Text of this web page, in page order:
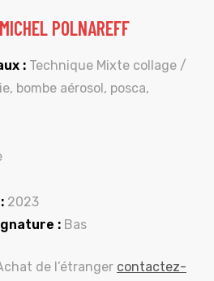
POLNAREFF
: Technique Mixte collage /
bombe aérosol, posca,
2023
: Bas
de l’étranger contactez-